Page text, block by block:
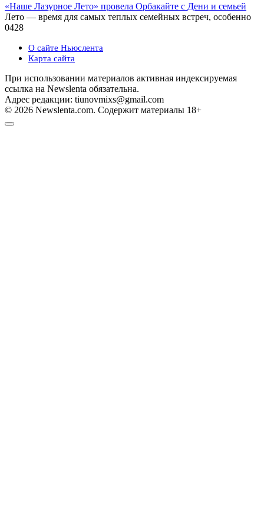
«Наше Лазурное Лето» провела Орбакайте с Дени и семьей
Лето — время для самых теплых семейных встреч, особенно
0428
О сайте Ньюслента
Карта сайта
При использовании материалов активная индексируемая
ссылка на Newslenta обязательна.
Адрес редакции: tiunovmixs@gmail.com
© 2026 Newslenta.com. Содержит материалы 18+